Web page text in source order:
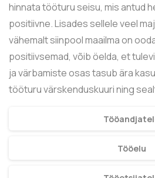
hinnata tööturu seisu, mis antud
positiivne. Lisades sellele veel
vähemalt siinpool maailma on
positiivsemad, võib öelda, et
ja värbamiste osas tasub ära
tööturu värskenduskuuri ning
Tööelu